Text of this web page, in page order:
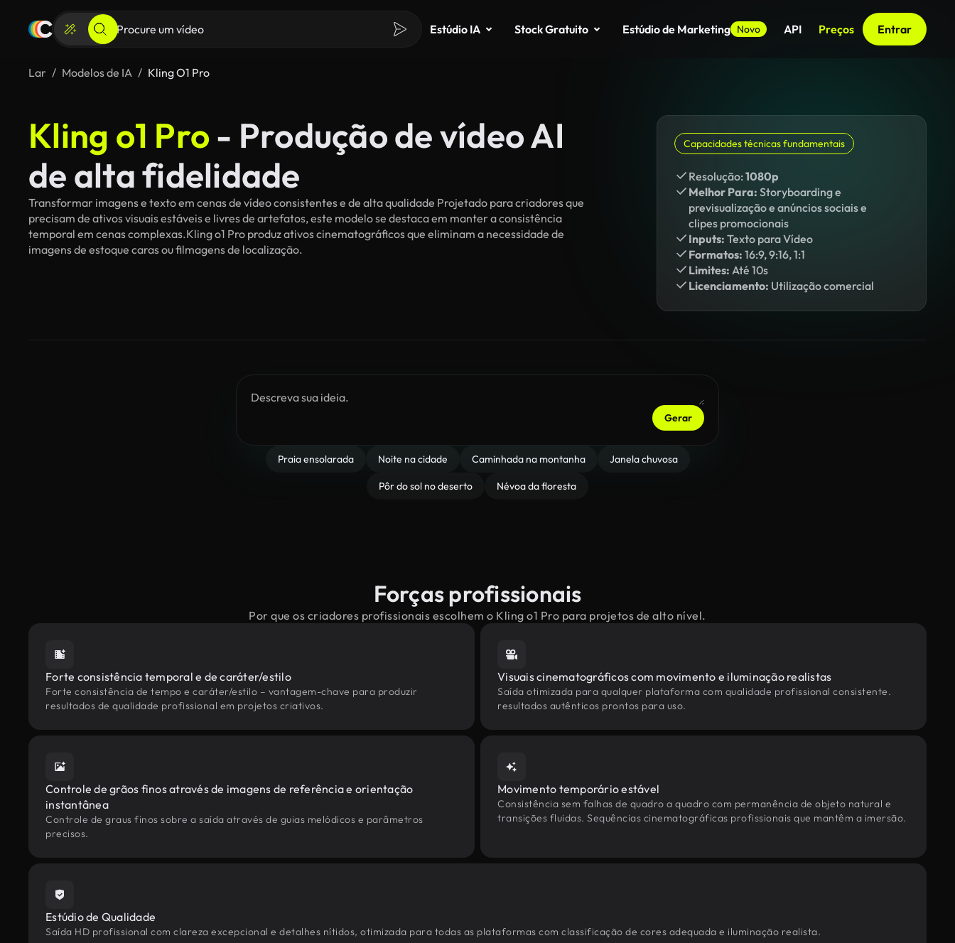
Estúdio IA Stock Gratuito Estúdio de Marketing Novo API Preços Entrar
Lar Modelos de IA Kling O1 Pro
Kling o1 Pro - Produção de vídeo AI
de alta fidelidade
Transformar imagens e texto em cenas de vídeo consistentes e de alta qualidade Projetado para criadores que
precisam de ativos visuais estáveis e livres de artefatos, este modelo se destaca em manter a consistência
temporal em cenas complexas.Kling o1 Pro produz ativos cinematográficos que eliminam a necessidade de
imagens de estoque caras ou filmagens de localização.
Capacidades técnicas fundamentais
Resolução:1080p
Melhor Para: Storyboarding e
previsualização e anúncios sociais e
clipes promocionais
Inputs: Texto para Vídeo
Formatos: 16:9, 9:16, 1:1
Limites: Até 10s
Licenciamento: Utilização comercial
Gerar
Praia ensolarada Noite na cidade Caminhada na montanha Janela chuvosa
Pôr do sol no deserto Névoa da floresta
Forças profissionais
Por que os criadores profissionais escolhem o Kling o1 Pro para projetos de alto nível.
Forte consistência temporal e de caráter/estilo
Forte consistência de tempo e caráter/estilo – vantagem-chave para produzir
resultados de qualidade profissional em projetos criativos.
Visuais cinematográficos com movimento e iluminação realistas
Saída otimizada para qualquer plataforma com qualidade profissional consistente.
resultados autênticos prontos para uso.
Controle de grãos finos através de imagens de referência e orientação
instantânea
Controle de graus finos sobre a saída através de guias melódicos e parâmetros
precisos.
Movimento temporário estável
Consistência sem falhas de quadro a quadro com permanência de objeto natural e
transições fluidas. Sequências cinematográficas profissionais que mantêm a imersão.
Estúdio de Qualidade
Saída HD profissional com clareza excepcional e detalhes nítidos, otimizada para todas as plataformas com classificação de cores adequada e iluminação realista.